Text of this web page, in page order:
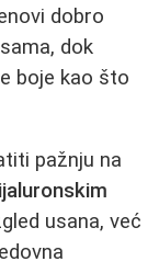
dobro
dok
boje kao što
pažnju na
usana, već